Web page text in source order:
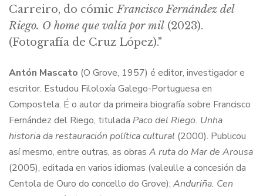
Carreiro, do cómicFrancisco Fernández del
Riego. O home que valía por mil (2023).
(Fotografía de Cruz López)."
Antón Mascato (O Grove, 1957) é editor, investigador e
escritor. Estudou Filoloxía Galego-Portuguesa en
Compostela. É o autor da primeira biografía sobre Francisco
Fernández del Riego, titulada Paco del Riego. Unha
historia da restauración política cultural (2000). Publicou
así mesmo, entre outras, as obras A ruta do Mar de Arousa
(2005), editada en varios idiomas (valeulle a concesión da
Centola de Ouro do concello do Grove); Anduriña. Cen